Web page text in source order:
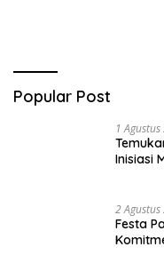
Popular Post
1
Inisiasi
2
Festa